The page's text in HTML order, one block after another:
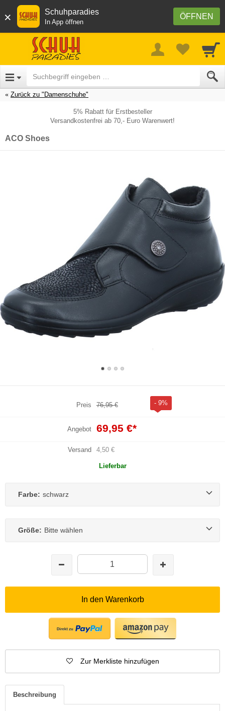
× ÖFFNEN
Schuhparadies
In App öffnen
Zurück zu "Damenschuhe"
5% Rabatt für Erstbesteller
Versandkostenfrei ab 70,- Euro Warenwert!
ACO Shoes
Preis 76,95 € - 9%
Angebot 69,95 €*
Versand 4,50 €
Lieferbar
Farbe: schwarz
Größe: Bitte wählen
In den Warenkorb
Zur Merkliste hinzufügen
Beschreibung